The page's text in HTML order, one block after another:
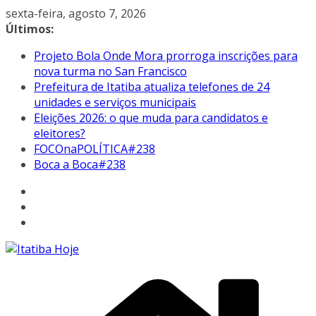
Pular
para
conteúdo
sexta-feira, agosto 7, 2026
Últimos:
Projeto Bola Onde Mora prorroga inscrições para
nova turma no San Francisco
Prefeitura de Itatiba atualiza telefones de 24
unidades e serviços municipais
Eleições 2026: o que muda para candidatos e
eleitores?
FOCOnaPOLÍTICA#238
Boca a Boca#238